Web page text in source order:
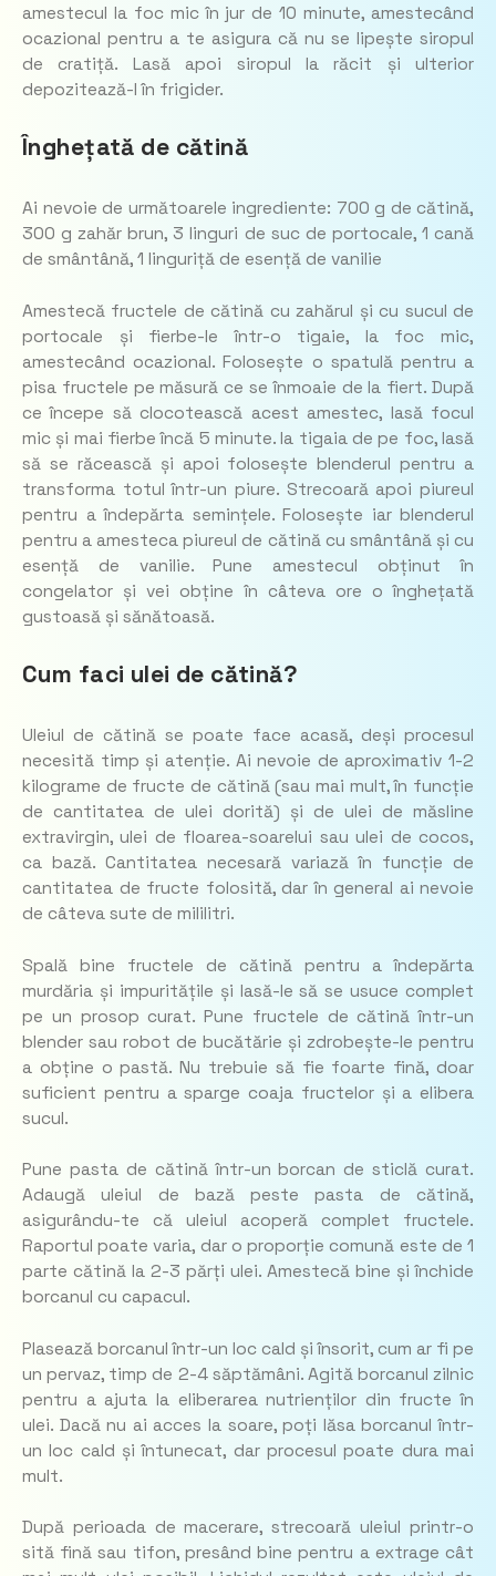
amestecul la foc mic în jur de 10 minute, amestecând
ocazional pentru a te asigura că nu se lipește siropul
de cratiță. Lasă apoi siropul la răcit și ulterior
depozitează-l în frigider.
Înghețată de cătină
Ai nevoie de următoarele ingrediente: 700 g de cătină,
300 g zahăr brun, 3 linguri de suc de portocale, 1 cană
de smântână, 1 linguriță de esență de vanilie
Amestecă fructele de cătină cu zahărul și cu sucul de
portocale și fierbe-le într-o tigaie, la foc mic,
amestecând ocazional. Folosește o spatulă pentru a
pisa fructele pe măsură ce se înmoaie de la fiert. După
ce începe să clocotească acest amestec, lasă focul
mic și mai fierbe încă 5 minute. Ia tigaia de pe foc, lasă
să se răcească și apoi folosește blenderul pentru a
transforma totul într-un piure. Strecoară apoi piureul
pentru a îndepărta semințele. Folosește iar blenderul
pentru a amesteca piureul de cătină cu smântână și cu
esență de vanilie. Pune amestecul obținut în
congelator și vei obține în câteva ore o înghețată
gustoasă și sănătoasă.
Cum faci ulei de cătină?
Uleiul de cătină se poate face acasă, deși procesul
necesită timp și atenție. Ai nevoie de aproximativ 1-2
kilograme de fructe de cătină (sau mai mult, în funcție
de cantitatea de ulei dorită) și de ulei de măsline
extravirgin, ulei de floarea-soarelui sau ulei de cocos,
ca bază. Cantitatea necesară variază în funcție de
cantitatea de fructe folosită, dar în general ai nevoie
de câteva sute de mililitri.
Spală bine fructele de cătină pentru a îndepărta
murdăria și impuritățile și lasă-le să se usuce complet
pe un prosop curat. Pune fructele de cătină într-un
blender sau robot de bucătărie și zdrobește-le pentru
a obține o pastă. Nu trebuie să fie foarte fină, doar
suficient pentru a sparge coaja fructelor și a elibera
sucul.
Pune pasta de cătină într-un borcan de sticlă curat.
Adaugă uleiul de bază peste pasta de cătină,
asigurându-te că uleiul acoperă complet fructele.
Raportul poate varia, dar o proporție comună este de 1
parte cătină la 2-3 părți ulei. Amestecă bine și închide
borcanul cu capacul.
Plasează borcanul într-un loc cald și însorit, cum ar fi pe
un pervaz, timp de 2-4 săptămâni. Agită borcanul zilnic
pentru a ajuta la eliberarea nutrienților din fructe în
ulei. Dacă nu ai acces la soare, poți lăsa borcanul într-
un loc cald și întunecat, dar procesul poate dura mai
mult.
După perioada de macerare, strecoară uleiul printr-o
sită fină sau tifon, presând bine pentru a extrage cât